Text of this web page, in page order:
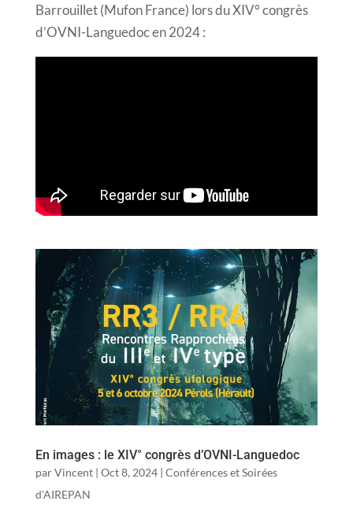
Barrouillet (Mufon France) lors du XIV° congrès
d’OVNI-Languedoc en 2024 :
En images : le XIV° congrès d’OVNI-Languedoc
parVincent| Oct 8, 2024| Conférences et Soirées
d'AIREPAN